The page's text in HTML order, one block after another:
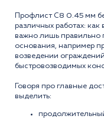
Профлист С8 0.45 мм
различных работах: как
важно лишь правильно
основания, например
возведении
быстровозводимых
Говоря про главные
выделить: